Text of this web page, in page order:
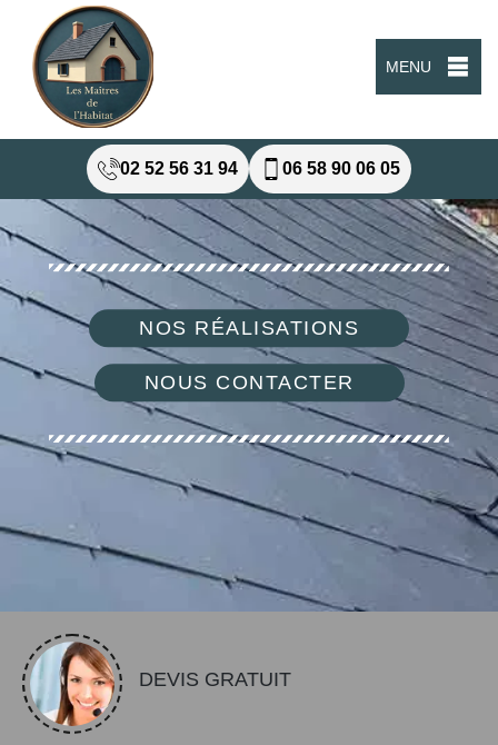
MENU
02 52 56 31 94 06 58 90 06 05
NOS RÉALISATIONS
NOUS CONTACTER
DEVIS GRATUIT